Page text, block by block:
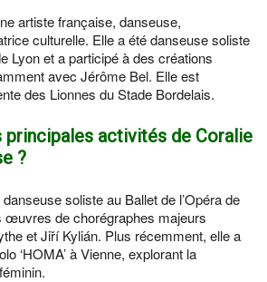
artiste française, danseuse,
culturelle. Elle a été danseuse soliste
Lyon et a participé à des créations
avec Jérôme Bel. Elle est
des Lionnes du Stade Bordelais.
principales activités de Coralie
?
soliste au Ballet de l’Opéra de
œuvres de chorégraphes majeurs
et Jiří Kylián. Plus récemment, elle a
‘HOMA’ à Vienne, explorant la